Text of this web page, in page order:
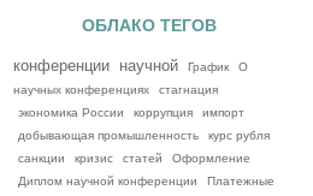
ОБЛАКО ТЕГОВ
конференции научной График
О
научных конференциях
стагнация
экономика России
коррупция
импорт
добывающая промышленность
курс рубля
санкции
кризис статей
Оформление
Диплом научной конференции
Платежные